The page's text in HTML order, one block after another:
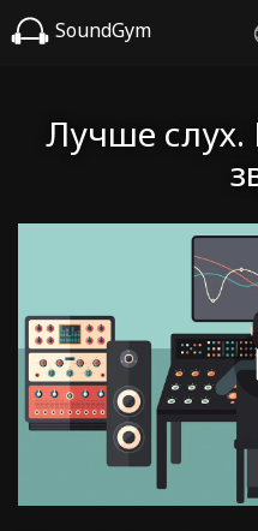
SoundGym
Лучше слух.